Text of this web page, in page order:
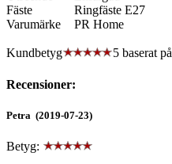
Fäste
Ringfäste E27
Varumärke
PR Home
Kundbetyg 5 baserat på
Recensioner:
Petra (2019-07-23)
Betyg: